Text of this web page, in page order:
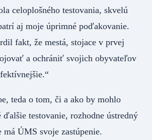
celoplošného testovania, skvelú
aj moje úprimné poďakovanie.
fakt, že mestá, stojace v prvej
a ochrániť svojich obyvateľov
teda o tom, či a ako by mohlo
testovanie, rozhodne ústredný
ÚMS svoje zastúpenie.